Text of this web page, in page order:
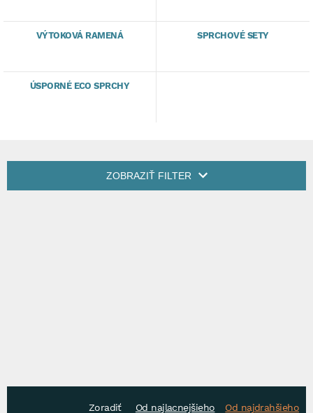
VÝTOKOVÁ RAMENÁ SPRCHOVÉ SETY
ÚSPORNÉ ECO SPRCHY
ZOBRAZIŤ FILTER
Zoradiť Od najlacnejšieho Od najdrahšieho